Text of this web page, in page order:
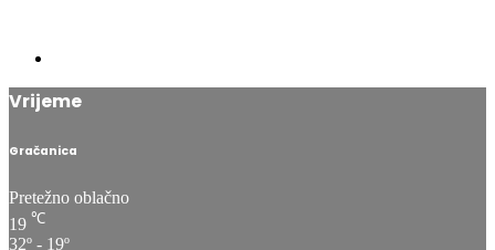
Vrijeme
Gračanica
Pretežno oblačno
19 ℃
32º - 19º